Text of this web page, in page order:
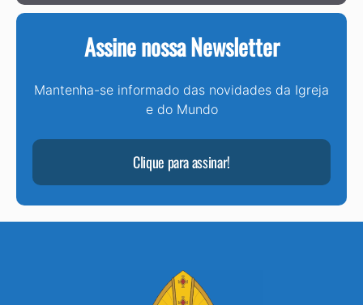
Assine nossa Newsletter
Mantenha-se informado das novidades da Igreja
e do Mundo
Clique para assinar!